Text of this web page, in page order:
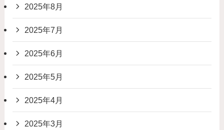
2025年8月
2025年7月
2025年6月
2025年5月
2025年4月
2025年3月